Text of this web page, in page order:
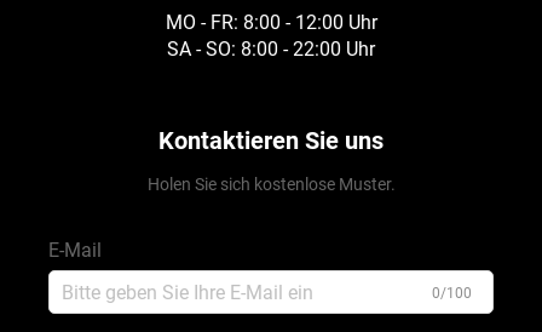
MO - FR: 8:00 - 12:00 Uhr
SA - SO: 8:00 - 22:00 Uhr
Kontaktieren Sie uns
Holen Sie sich kostenlose Muster.
E-Mail
0/100